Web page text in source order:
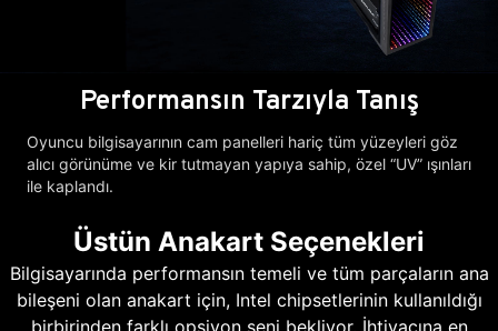
Performansın Tarzıyla Tanış
Oyuncu bilgisayarının cam panelleri hariç tüm yüzeyleri göz
alıcı görünüme ve kir tutmayan yapıya sahip, özel “UV” ışınları
ile kaplandı.
Üstün Anakart Seçenekleri
Bilgisayarında performansın temeli ve tüm parçaların ana
bileşeni olan anakart için, Intel chipsetlerinin kullanıldığı